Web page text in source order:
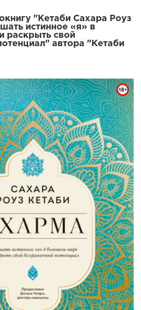
"Кетаби Сахара Роуз
истинное «я» в
раскрыть свой
автора "Кетаби